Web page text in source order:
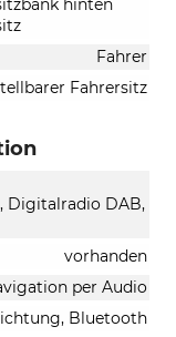
Fahrer
Fahrersitz
Digitalradio DAB,
vorhanden
per Audio
Bluetooth